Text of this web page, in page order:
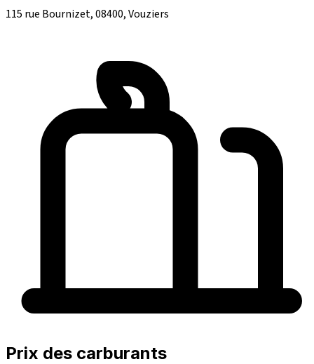
115 rue Bournizet, 08400, Vouziers
Prix des carburants